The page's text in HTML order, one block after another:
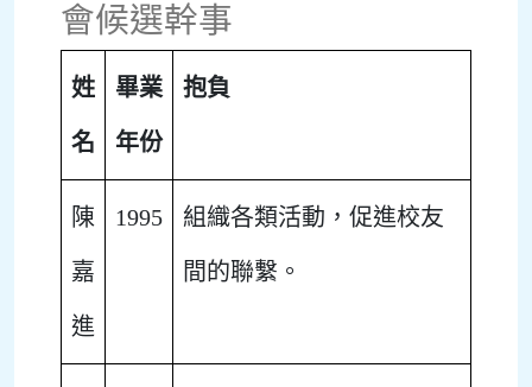
會候選幹事
姓
名
畢業
年份
抱負
陳
嘉
進
1995 組織各類活動，促進校友
間的聯繫。